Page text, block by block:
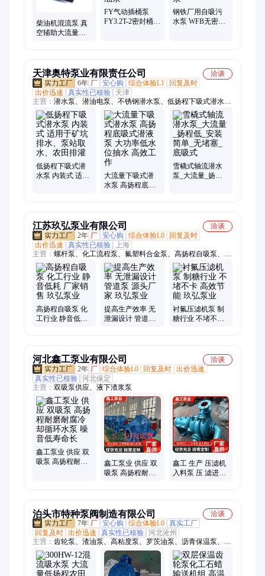
柴油机混流泵 真
空辅助大流量混
FY气动插桶泵
FY3.2T-2密封桶用
钢铁厂用自吸污
水泵 WFB无密封
天津奥特泵业有限责任公司
洽谈
6年 厂 安心购 综合体验L1
回复及时
出价迅速
真实性已核验
天津
主营： 潜水泵、潜油电泵、不锈钢潜水泵、低扬程下吸式潜水
泵、矿用潜水泵、热水潜水泵、卧式潜水泵、下吸式潜水泵、高
压潜水泵、海水提升泵、潜水电机、高扬程潜水泵、大流量潜水
泵、耐高温潜水泵、浮筒式潜水泵、潜油电机、热水泵、浮筒
泵、潜海水电泵、潜水轴流泵、潜水污水泵、轴流泵、污水泵、
排污泵、海水泵、电潜泵
低扬程下吸式潜
水泵 内装式 适用
大流量下吸式潜
水泵 高扬程底吸
雪橇式轴流潜水
泵_大流量_扬程
江苏玖弘泵业有限公司
洽谈
2年 厂 安心购 综合体验L0
回复及时
出价迅速
真实性已核验
上海
主营： 螺杆泵、化工流程泵、氟塑料合金泵、高扬程自吸泵、衬
氟高温磁力泵
高扬程自吸泵 化
工行业 静音低耗
提高生产效率 无
泄漏设计 管道泵
衬氟压滤机泵 制
糖行业 不堵不卡
河北鑫工泵业有限公司
洽谈
2年 厂 综合体验L0 回复及时 出价迅速
真实性已核验 河北保定
主营： 双吸泵供应、液下渣浆泵
鑫工泵业 供应 双
吸泵 高扬程耐磨
鑫工泵业 供应 双
吸泵 高扬程耐磨
鑫工 生产 压滤机
入料泵 压 滤进料
泊头市特种泵阀制造有限公司
洽谈
7年 厂 安心购 综合体验L0 真实工厂
回复及时 出价迅速 真实性已核验 河北沧州
主营： 齿轮泵、渣油泵、高粘度泵、罗茨油泵、沥青保温泵、活
塞转子泵、高粘度稠油泵、保温三螺杆泵